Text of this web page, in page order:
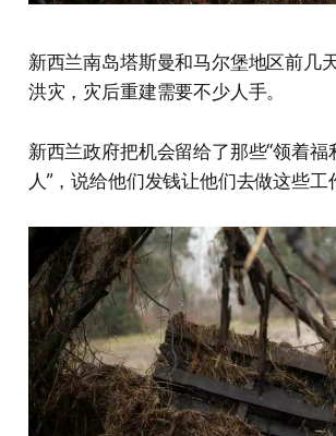
新西兰南岛塔斯曼和马尔堡地区前几
洪灾，灾后重建需要不少人手。
新西兰政府把机会留给了那些“领着福
人”，说给他们发钱让他们去做这些工